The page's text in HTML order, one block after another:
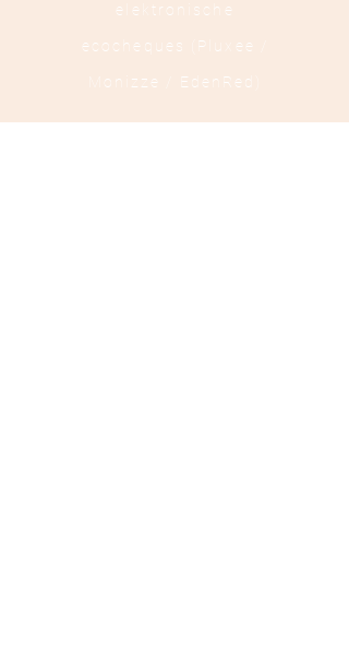
elektronische
ecocheques (Pluxee /
Monizze / EdenRed)